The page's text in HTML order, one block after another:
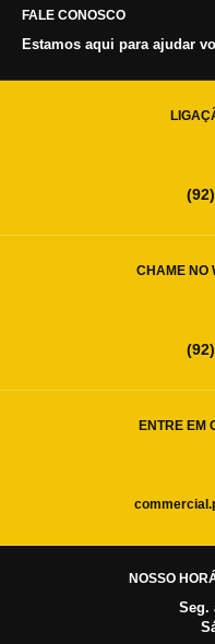
FALE CONOSCO
Estamos aqui para ajudar
CHAME NO
ENTRE EM
NOSSO
Seg.